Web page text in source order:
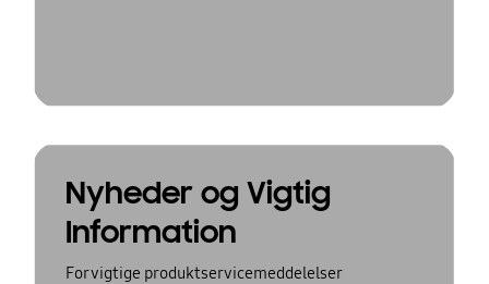
Nyheder og Vigtig
Information
For vigtige produktservicemeddelelser